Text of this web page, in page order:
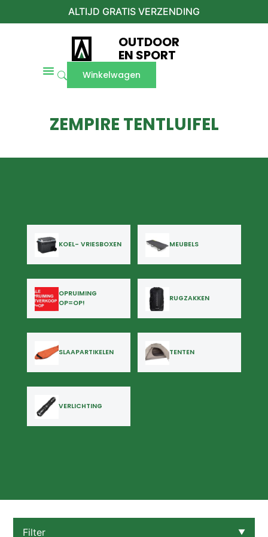
ALTIJD GRATIS VERZENDING
OUTDOOR
EN SPORT
Winkelwagen
ZEMPIRE TENTLUIFEL
KOEL- VRIESBOXEN MEUBELS
OPRUIMING
OP=OP!
RUGZAKKEN
SLAAPARTIKELEN TENTEN
VERLICHTING
Filter ▼